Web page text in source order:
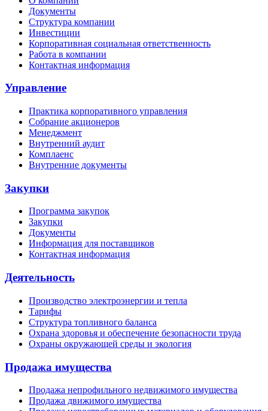
Документы
Структура компании
Инвестиции
Корпоративная социальная ответственность
Работа в компании
Контактная информация
Управление
Практика корпоративного управления
Собрание акционеров
Менеджмент
Внутренний аудит
Комплаенс
Внутренние документы
Закупки
Программа закупок
Закупки
Документы
Информация для поставщиков
Контактная информация
Деятельность
Производство электроэнергии и тепла
Тарифы
Структура топливного баланса
Охрана здоровья и обеспечение безопасности труда
Охраны окружающей среды и экология
Продажа имущества
Продажа непрофильного недвижимого имущества
Продажа движимого имущества